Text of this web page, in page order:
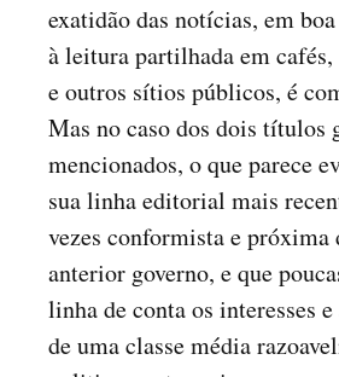
exatidão das notícias, em
à leitura partilhada em cafés,
e outros sítios públicos, é
Mas no caso dos dois títulos
mencionados, o que parece
sua linha editorial mais
vezes conformista e próxima
anterior governo, e que
linha de conta os interesses
de uma classe média